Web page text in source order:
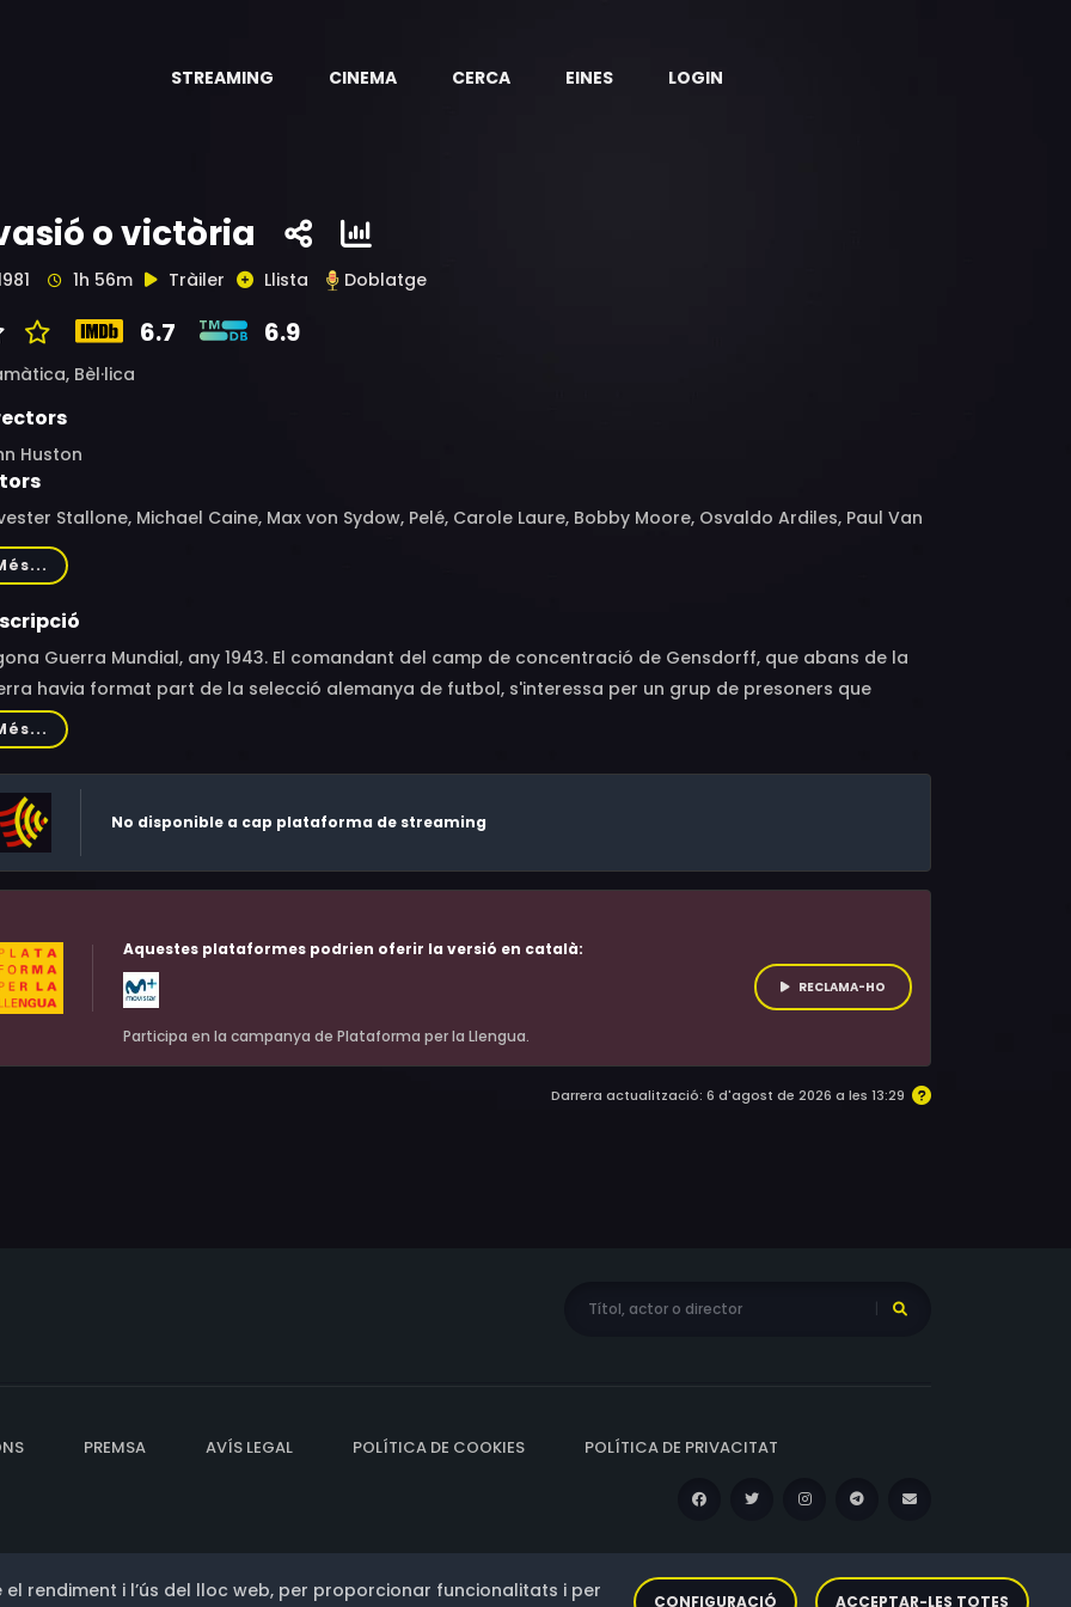
STREAMING CINEMA CERCA EINES LOGIN
o victòria
1h 56m Tràiler Llista Doblatge
6.7 6.9
Bèl·lica
Huston
Stallone, Michael Caine, Max von Sydow, Pelé, Carole Laure, Bobby Moore, Osvaldo Ardiles, Paul Van
Kazimierz Deyna, Mike Summerbee, Co Prins, Russell Osman, John Wark, Søren Lindsted, Kevin
Gary Waldhorn, George Mikell, Laurie Sivell, Arthur Brauss, Robin Turner, Michael Wolf, Jürgen
David Shawyer, Werner Roth, Amidou, Benoît Ferreux, Jean-François Stévenin, Jack Lenoir, Zoltán
Anton Diffring, Gunter Wolbert, Capacci Eolo, Michel Drhey, Hallvar Thoresen
Guerra Mundial, any 1943. El comandant del camp de concentració de Gensdorff, que abans de la
havia format part de la selecció alemanya de futbol, s'interessa per un grup de presoners que
aquest esport.
No disponible a cap plataforma de streaming
Aquestes plataformes podrien oferir la versió en català:
Participa en la campanya de Plataforma per la Llengua.
RECLAMA-HO
Darrera actualització: 6 d'agost de 2026 a les 13:29
PREMSA AVÍS LEGAL POLÍTICA DE COOKIES POLÍTICA DE PRIVACITAT
rendiment i l’ús del lloc web, per proporcionar funcionalitats i per
CONFIGURACIÓ ACCEPTAR-LES TOTES